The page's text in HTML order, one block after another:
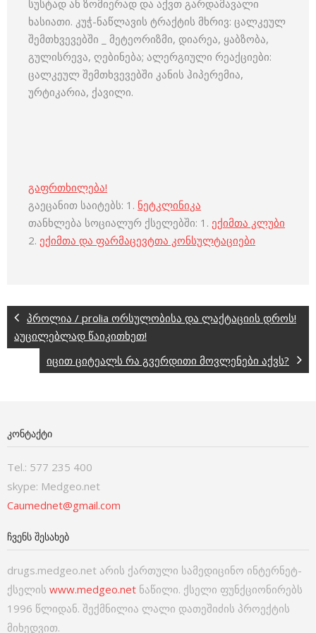
სუსტად ან ზომიერად და აქვთ გარდამავალი
ხასიათი. კუჭ-ნაწლავის ტრაქტის მხრივ: ცალკეულ
შემთხვევებში _ მეტეორიზმი, დიარეა, ყაბზობა,
გულისრევა, ღებინება; ალერგიული რეაქციები:
ცალკეულ შემთხვევებში კანის ჰიპერემია,
ურტიკარია, ქავილი.
გაფრთხილება!
გაეცანით საიტებს: 1. ნეტკლინიკა
თანხლება სოციალურ ქსელებში: 1. ექიმთა კლუბი
2. ექიმთა და ფარმაცევტთა კონსულტაციები
პროლია / prolia ორსულობისა და ლაქტაციის დროს!
აუცილებლად წაიკითხეთ!
იცით ციტეალს რა გვერდითი მოვლენები აქვს?
ᲙᲝᲜᲢᲐᲥᲢᲘ
Tel.: 577 235 400
skype: Medgeo.net
Caumednet@gmail.com
ᲩᲕᲔᲜᲡ ᲨᲔᲡᲐᲮᲔᲑ
drugs.medgeo.net არის ქართული სამედიცინო ინტერნეტ-
ქსელის www.medgeo.net ნაწილი. ქსელი ფუნქციონირებს
1996 წლიდან. შექმნილია ლალი დათეშიძის პროექტის
მიხედვით.